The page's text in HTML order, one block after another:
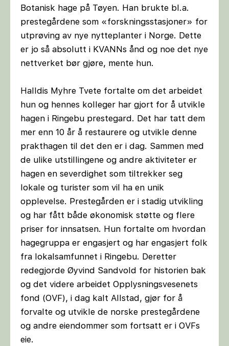
Botanisk hage på Tøyen. Han brukte bl.a.
prestegårdene som «forskningsstasjoner» for
utprøving av nye nytteplanter i Norge. Dette
er jo så absolutt i KVANNs ånd og noe det nye
nettverket bør gjøre, mente hun.
Halldis Myhre Tvete fortalte om det arbeidet
hun og hennes kolleger har gjort for å utvikle
hagen i Ringebu prestegard. Det har tatt dem
mer enn 10 år å restaurere og utvikle denne
prakthagen til det den er i dag. Sammen med
de ulike utstillingene og andre aktiviteter er
hagen en severdighet som tiltrekker seg
lokale og turister som vil ha en unik
opplevelse. Prestegården er i stadig utvikling
og har fått både økonomisk støtte og flere
priser for innsatsen. Hun fortalte om hvordan
hagegruppa er engasjert og har engasjert folk
fra lokalsamfunnet i Ringebu. Deretter
redegjorde Øyvind Sandvold for historien bak
og det videre arbeidet Opplysningsvesenets
fond (OVF), i dag kalt Allstad, gjør for å
forvalte og utvikle de norske prestegårdene
og andre eiendommer som fortsatt er i OVFs
eie.